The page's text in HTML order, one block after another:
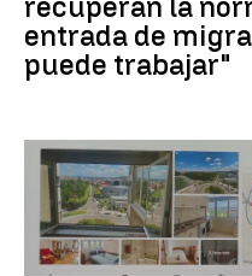
recuperan la
entrada de
puede trabajar"